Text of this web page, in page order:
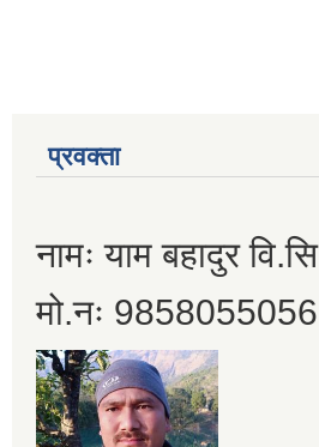
प्रवक्ता
नामः याम बहादुर वि.सि
मो.नः 9858055056